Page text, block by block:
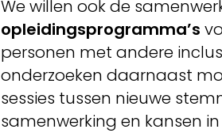
We willen ook de
opleidingsprogramma’s
personen met andere
onderzoeken daarnaast
sessies tussen nieuwe
samenwerking en kansen